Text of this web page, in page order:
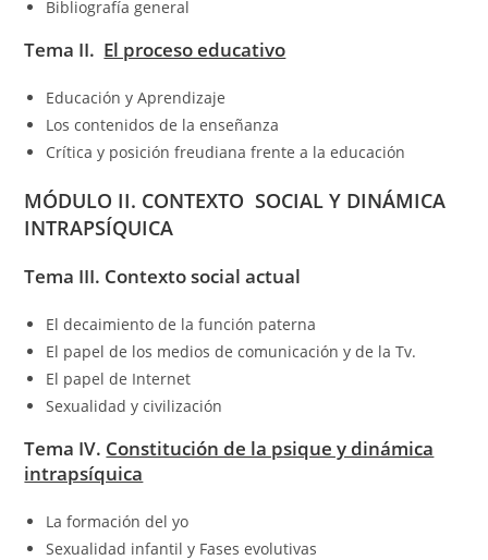
Bibliografía general
Tema II. El proceso educativo
Educación y Aprendizaje
Los contenidos de la enseñanza
Crítica y posición freudiana frente a la educación
MÓDULO II. CONTEXTO SOCIAL Y DINÁMICA
INTRAPSÍQUICA
Tema III. Contexto social actual
El decaimiento de la función paterna
El papel de los medios de comunicación y de la Tv.
El papel de Internet
Sexualidad y civilización
Tema IV. Constitución de la psique y dinámica
intrapsíquica
La formación del yo
Sexualidad infantil y Fases evolutivas